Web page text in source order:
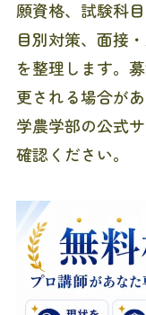
願資格、試験科
目別対策、面接
を整理します。
更される場合が
学農学部の公式
確認ください。